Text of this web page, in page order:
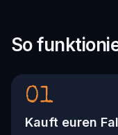
So
01
Kauft euren